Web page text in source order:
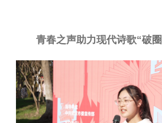
青春之声助力现代诗歌“破